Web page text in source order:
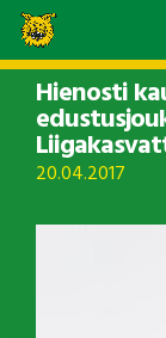
Hienosti
20.04.2017